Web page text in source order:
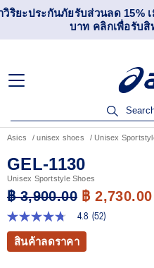
เข้าร่วม OneASICS™ เพื่อส
สมาชิกเท่า
Asics unisex shoes Unisex
GEL-1130
Unisex Sportstyle Shoes
฿ 3,900.00 ฿ 2,730.00
4.8
จาก
ดาว
4.8 (52)
สินค้าลดราคา